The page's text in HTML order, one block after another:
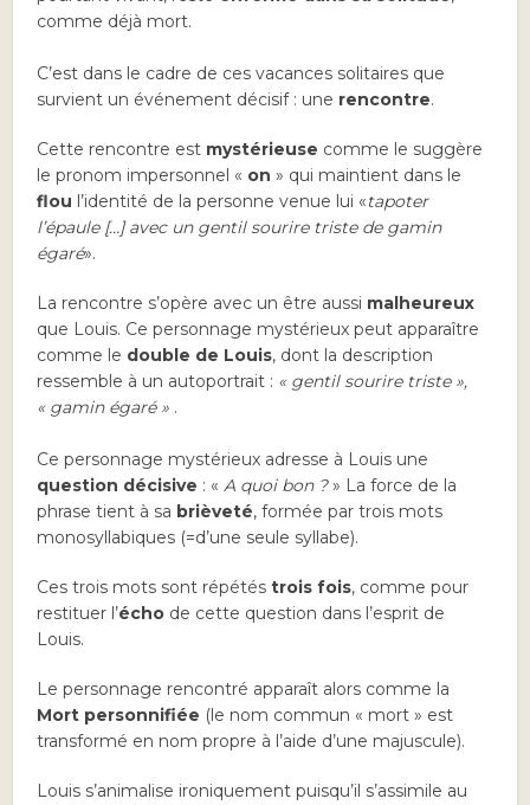
comme déjà mort.
C’est dans le cadre de ces vacances solitaires que
survient un événement décisif : une rencontre.
Cette rencontre est mystérieuse comme le suggère
le pronom impersonnel « on » qui maintient dans le
flou l’identité de la personne venue lui «tapoter
l’épaule […] avec un gentil sourire triste de gamin
égaré».
La rencontre s’opère avec un être aussi malheureux
que Louis. Ce personnage mystérieux peut apparaître
comme le double de Louis, dont la description
ressemble à un autoportrait : « gentil sourire triste »,
« gamin égaré » .
Ce personnage mystérieux adresse à Louis une
question décisive : «A quoi bon ?» La force de la
phrase tient à sa brièveté, formée par trois mots
monosyllabiques (=d’une seule syllabe).
Ces trois mots sont répétéstrois fois, comme pour
restituer l’écho de cette question dans l’esprit de
Louis.
Le personnage rencontré apparaît alors comme la
Mort personnifiée (le nom commun « mort » est
transformé en nom propre à l’aide d’une majuscule).
Louis s’animalise ironiquement puisqu’il s’assimile au